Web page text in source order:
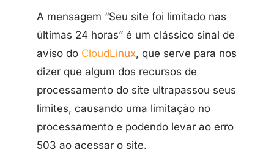
A mensagem “Seu site foi limitado nas
últimas 24 horas” é um clássico sinal de
aviso do CloudLinux, que serve para nos
dizer que algum dos recursos de
processamento do site ultrapassou seus
limites, causando uma limitação no
processamento e podendo levar ao erro
503 ao acessar o site.